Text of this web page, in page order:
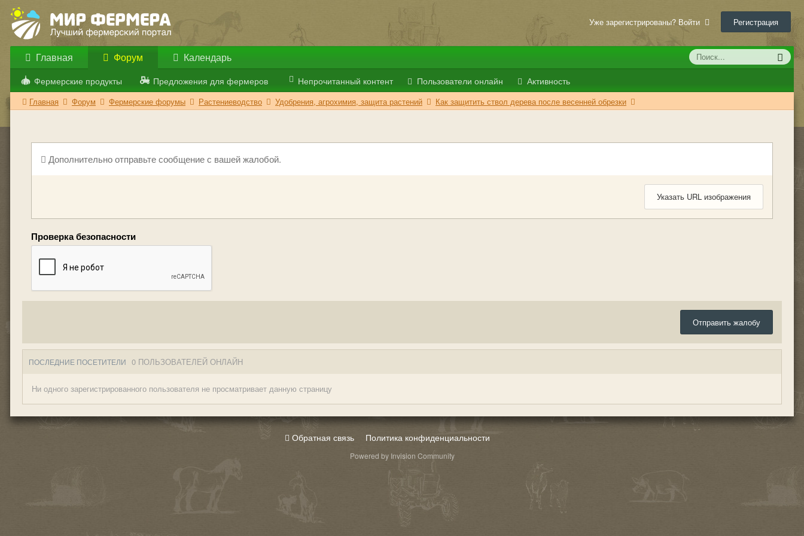
Уже зарегистрированы? Войти Регистрация
Главная Форум
Фермерские продукты Предложения для фермеров Непрочитанный контент Пользователи онлайн Активность
Календарь
Главная Форум Фермерские форумы Растениеводство Удобрения, агрохимия, защита растений Как защитить ствол дерева после весенней обрезки
Дополнительно отправьте сообщение с вашей жалобой.
Указать URL изображения
Проверка безопасности
Отправить жалобу
ПОСЛЕДНИЕ ПОСЕТИТЕЛИ 0 ПОЛЬЗОВАТЕЛЕЙ ОНЛАЙН
Ни одного зарегистрированного пользователя не просматривает данную страницу
Обратная связь Политика конфиденциальности
Powered by Invision Community